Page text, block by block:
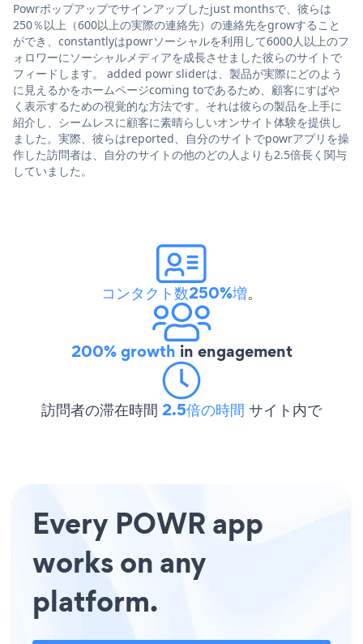
Powrポップアップでサインアップしたjust monthsで、彼らは
250％以上（600以上の実際の連絡先）の連絡先をgrowすること
ができ、constantlyはpowrソーシャルを利用して6000人以上のフ
ォロワーにソーシャルメディアを成長させました彼らのサイトで
フィードします。 added powr sliderは、製品が実際にどのよう
に見えるかをホームページcoming toであるため、顧客にすばや
く表示するための視覚的な方法です。それは彼らの製品を上手に
紹介し、シームレスに顧客に素晴らしいオンサイト体験を提供し
ました。実際、彼らはreported、自分のサイトでpowrアプリを操
作した訪問者は、自分のサイトの他のどの人よりも2.5倍長く関与
していました。
コンタクト数250%増。
200% growth in engagement
訪問者の滞在時間 2.5倍の時間 サイト内で
Every POWR app
works on any
platform.